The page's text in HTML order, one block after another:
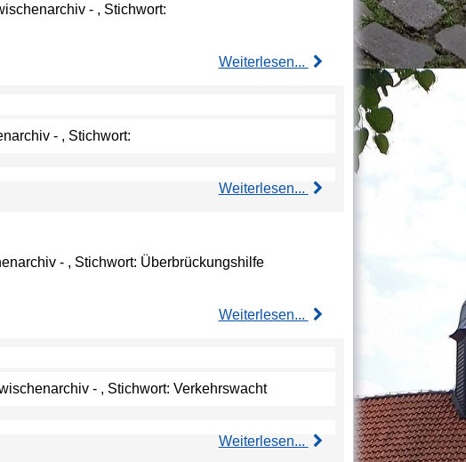
- , Stichwort:
Weiterlesen...
- , Stichwort:
Weiterlesen...
- , Stichwort: Überbrückungshilfe
Weiterlesen...
- , Stichwort: Verkehrswacht
Weiterlesen...